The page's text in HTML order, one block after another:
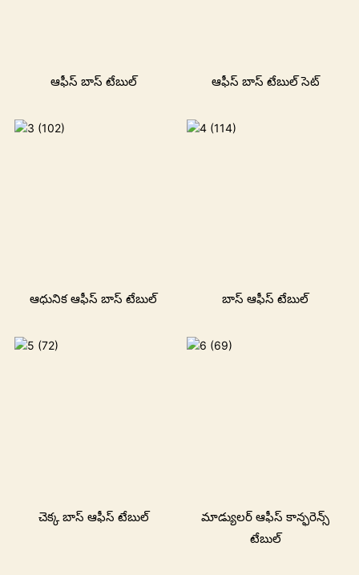
ఆఫీస్ బాస్ టేబుల్ ఆఫీస్ బాస్ టేబుల్ సెట్
ఆధునిక ఆఫీస్ బాస్ టేబుల్ బాస్ ఆఫీస్ టేబుల్
చెక్క బాస్ ఆఫీస్ టేబుల్
మాడ్యులర్ ఆఫీస్ కాన్ఫరెన్స్
టేబుల్